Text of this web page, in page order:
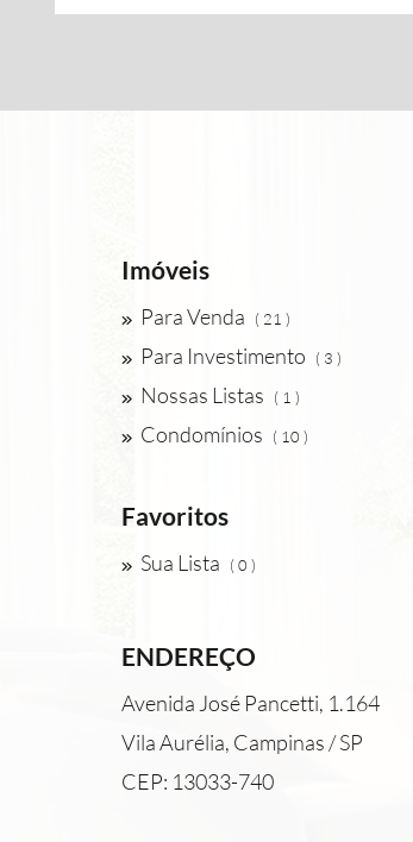
Imóveis
Para Venda ( 21 )
Para Investimento ( 3 )
Nossas Listas ( 1 )
Condomínios ( 10 )
Favoritos
Sua Lista ( 0 )
ENDEREÇO
Avenida José Pancetti, 1.164
Vila Aurélia, Campinas / SP
CEP: 13033-740